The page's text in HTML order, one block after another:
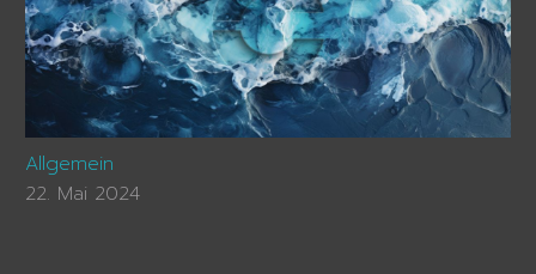
Allgemein
22. Mai 2024